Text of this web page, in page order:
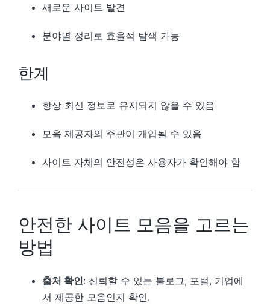
새로운 사이트 발견
분야별 정리로 효율적 탐색 가능
한계
항상 최신 정보로 유지되지 않을 수 있음
모음 제공자의 주관이 개입될 수 있음
사이트 자체의 안전성은 사용자가 확인해야 함
안전한 사이트 모음을 고르는
방법
출처 확인: 신뢰할 수 있는 블로그, 포털, 기업에
서 제공한 모음인지 확인.